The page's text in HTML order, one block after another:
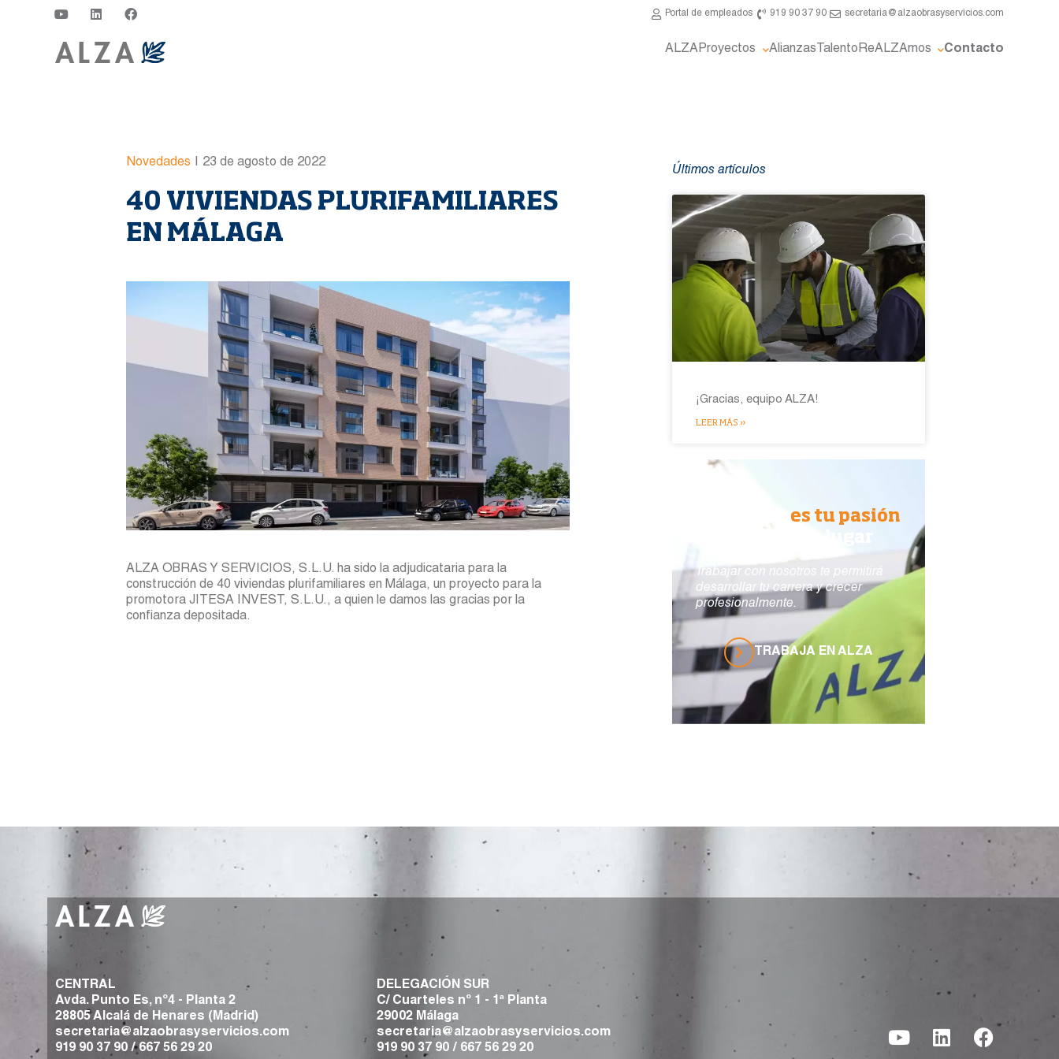
Portal de empleados 919 90 37 90 secretaria@alzaobrasyservicios.com
ALZAProyectos Alianzas TalentoReALZAmos Contacto
Novedades | 23 de agosto de 2022
40 VIVIENDAS PLURIFAMILIARES
EN MÁLAGA
ALZA OBRAS Y SERVICIOS, S.L.U. ha sido la adjudicataria para la
construcción de 40 viviendas plurifamiliares en Málaga, un proyecto para la
promotora JITESA INVEST, S.L.U., a quien le damos las gracias por la
confianza depositada.
Últimos artículos
¡Gracias, equipo ALZA!
LEER MÁS »
es tu pasión
Trabajar con nosotros te permitirá
desarrollar tu carrera y crecer
profesionalmente.
TRABAJA EN ALZA
CENTRAL
Avda. Punto Es, nº4 - Planta 2
28805 Alcalá de Henares (Madrid)
secretaria@alzaobrasyservicios.com
919 90 37 90 / 667 56 29 20
DELEGACIÓN SUR
C/ Cuarteles nº 1 - 1ª Planta
29002 Málaga
secretaria@alzaobrasyservicios.com
919 90 37 90 / 667 56 29 20